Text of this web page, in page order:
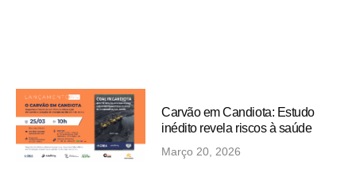
Carvão em Candiota: Estudo
inédito revela riscos à saúde
Março 20, 2026